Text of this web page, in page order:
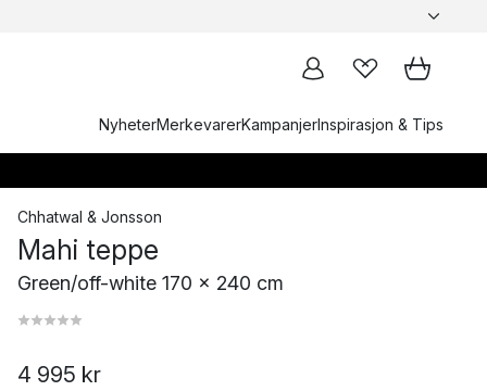
NyheterMerkevarerKampanjerInspirasjon & Tips
Chhatwal & Jonsson
Mahi teppe
Green/off-white 170 x 240 cm
4 995 kr